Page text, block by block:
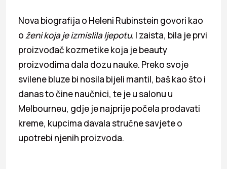
Nova biografija o Heleni Rubinstein govori kao
oženi koja je izmislila ljepotu. I zaista, bila je prvi
proizvođač kozmetike koja je beauty
proizvodima dala dozu nauke. Preko svoje
svilene bluze bi nosila bijeli mantil, baš kao što i
danas to čine naučnici, te je u salonu u
Melbourneu, gdje je najprije počela prodavati
kreme, kupcima davala stručne savjete o
upotrebi njenih proizvoda.